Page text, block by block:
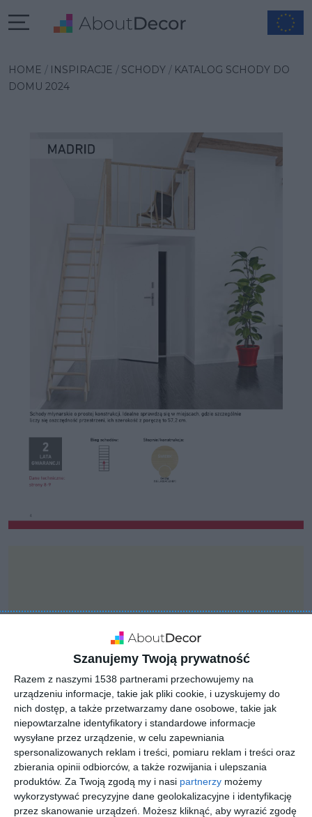
Szanujemy Twoją prywatność
Razem z naszymi 1538 partnerami przechowujemy na
urządzeniu informacje, takie jak pliki cookie, i uzyskujemy do
nich dostęp, a także przetwarzamy dane osobowe, takie jak
niepowtarzalne identyfikatory i standardowe informacje
wysyłane przez urządzenie, w celu zapewniania
spersonalizowanych reklam i treści, pomiaru reklam i treści oraz
zbierania opinii odbiorców, a także rozwijania i ulepszania
produktów. Za Twoją zgodą my i nasi partnerzy możemy
wykorzystywać precyzyjne dane geolokalizacyjne i identyfikację
przez skanowanie urządzeń. Możesz kliknąć, aby wyrazić zgodę
HOME INSPIRACJE SCHODY
KATALOG SCHODY DO
DOMU 2024
INSPIRACJA
Katalog schody do domu
2024